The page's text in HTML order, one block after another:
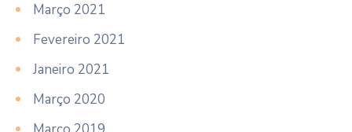
Março 2021
Fevereiro 2021
Janeiro 2021
Março 2020